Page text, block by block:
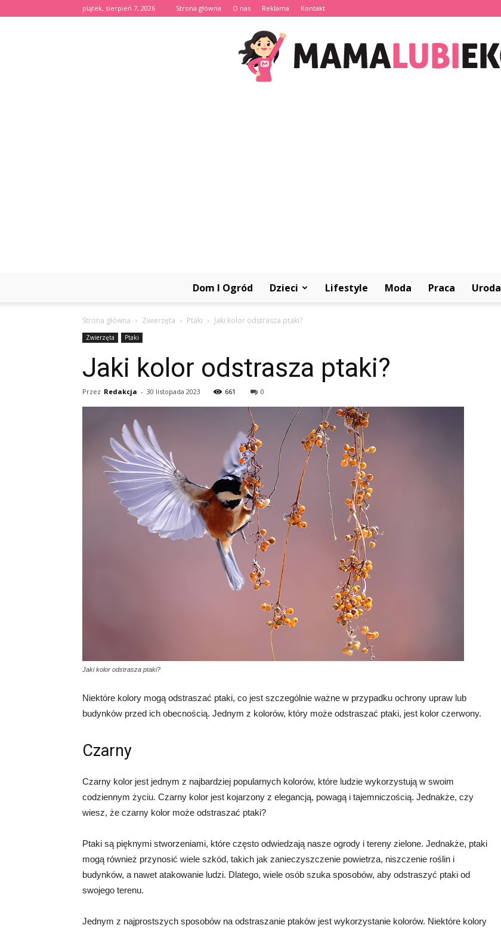
piątek, sierpień 7, 2026 Strona główna O nas Reklama Kontakt
Dom I Ogród Dzieci Lifestyle Moda Praca Uroda
Strona główna Zwierzęta Ptaki Jaki kolor odstrasza ptaki?
Zwierzęta Ptaki
Jaki kolor odstrasza ptaki?
Przez Redakcja - 30 listopada 2023 661 0
Jaki kolor odstrasza ptaki?
Niektóre kolory mogą odstraszać ptaki, co jest szczególnie ważne w przypadku ochrony upraw lub
budynków przed ich obecnością. Jednym z kolorów, który może odstraszać ptaki, jest kolor czerwony.
Czarny
Czarny kolor jest jednym z najbardziej popularnych kolorów, które ludzie wykorzystują w swoim
codziennym życiu. Czarny kolor jest kojarzony z elegancją, powagą i tajemniczością. Jednakże, czy
wiesz, że czarny kolor może odstraszać ptaki?
Ptaki są pięknymi stworzeniami, które często odwiedzają nasze ogrody i tereny zielone. Jednakże, ptaki
mogą również przynosić wiele szkód, takich jak zanieczyszczenie powietrza, niszczenie roślin i
budynków, a nawet atakowanie ludzi. Dlatego, wiele osób szuka sposobów, aby odstraszyć ptaki od
swojego terenu.
Jednym z najprostszych sposobów na odstraszanie ptaków jest wykorzystanie kolorów. Niektóre kolory